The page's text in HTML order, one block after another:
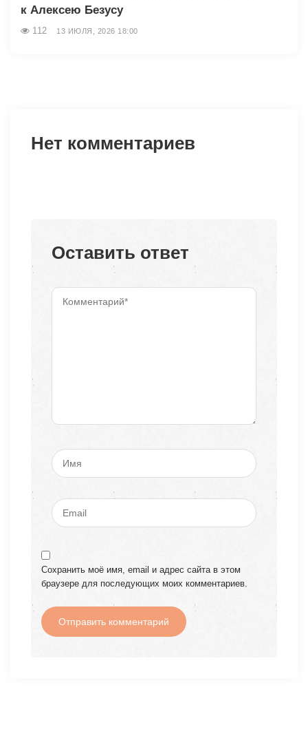
к Алексею Безусу
112 13 ИЮЛЯ, 2026 18:00
Нет комментариев
Оставить ответ
Сохранить моё имя, email и адрес сайта в этом
браузере для последующих моих комментариев.